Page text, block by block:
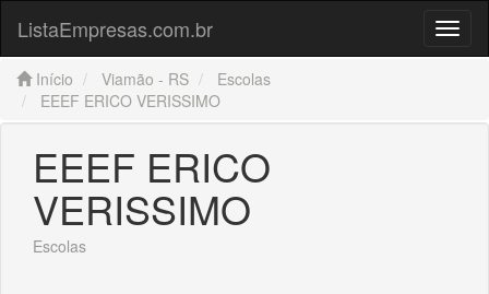
Menu
ListaEmpresas.com.br
Início Viamão - RS
Escolas
EEEF ERICO VERISSIMO
EEEF ERICO
VERISSIMO
Escolas